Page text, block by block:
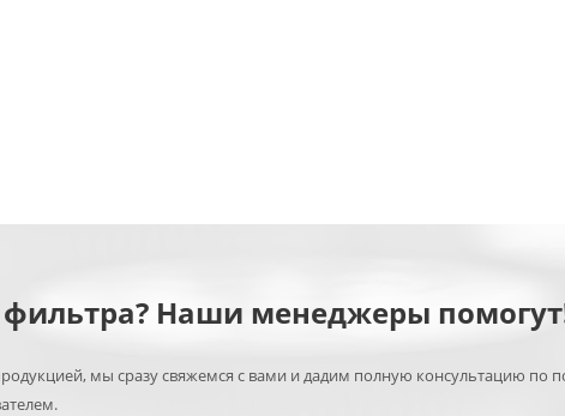
Наши менеджеры
мы сразу свяжемся с вами и дадим полную консультацию по